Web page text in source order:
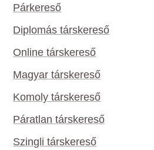
Párkereső
Diplomás társkereső
Online társkereső
Magyar társkereső
Komoly társkereső
Páratlan társkereső
Szingli társkereső